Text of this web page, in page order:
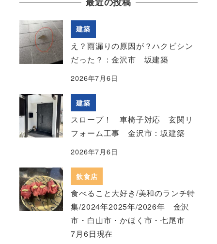
建築
え？雨漏りの原因が？ハクビシン
だった？：金沢市 坂建築
2026年7月6日
建築
スロープ！ 車椅子対応 玄関リ
フォーム工事 金沢市：坂建築
2026年7月6日
飲食店
食べること大好き/美和のランチ特
集/2024年2025年/2026年 金沢
市・白山市・かほく市・七尾市
7月6日現在